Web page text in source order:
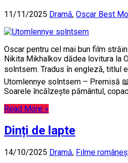
11/11/2025 Dramă, Oscar Best
Oscar pentru cel mai bun film
Nikita Mikhalkov dădea lovitura la
solntsem. Tradus în engleză, titlul
Utomlennye solntsem – Premisă
Soarele încălzește pământul,
Read More »
Dinți de lapte
14/10/2025 Dramă, Filme